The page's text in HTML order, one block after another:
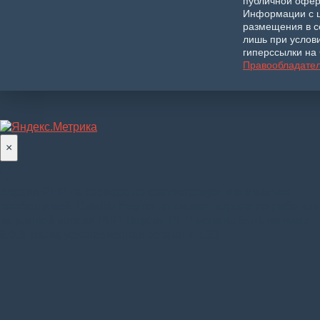
Информации с
размещения в
лишь при
гиперссылки на
×